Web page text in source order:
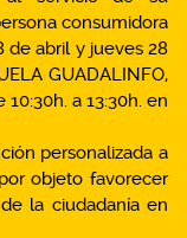
consumidora
de abril y jueves 28
GUADALINFO,
a 13:30h. en
personalizada a
objeto favorecer
la ciudadanía en